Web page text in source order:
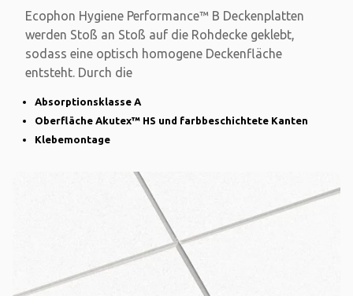
Ecophon Hygiene Performance™ B Deckenplatten
werden Stoß an Stoß auf die Rohdecke geklebt,
sodass eine optisch homogene Deckenfläche
entsteht. Durch die
Absorptionsklasse A
Oberfläche Akutex™ HS und farbbeschichtete Kanten
Klebemontage